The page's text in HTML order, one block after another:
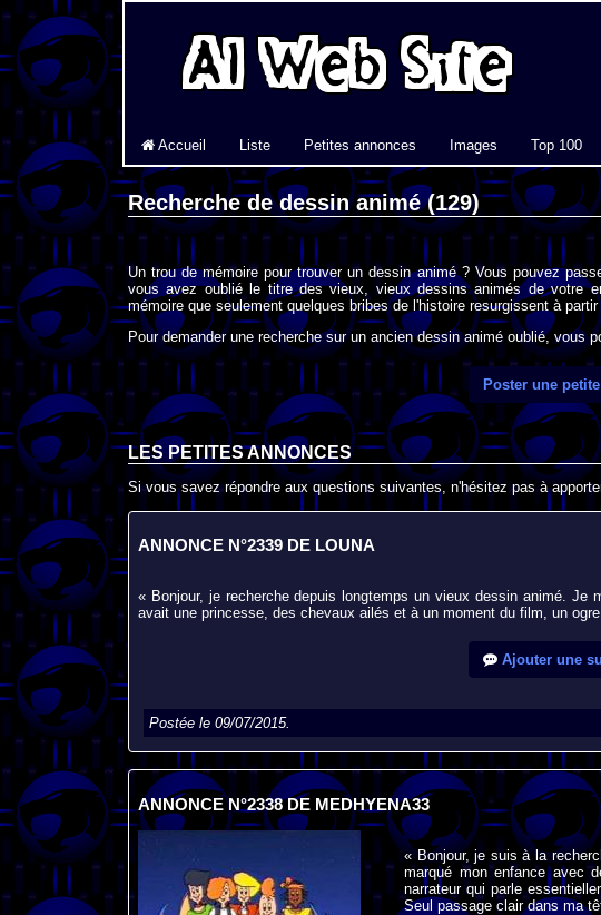
Accueil Liste Petites annonces Images Top 100
Recherche de dessin animé (129)
Un trou de mémoire pour trouver un dessin animé ? Vous pouvez
vous avez oublié le titre des vieux, vieux dessins animés de votre
mémoire que seulement quelques bribes de l'histoire resurgissent à
Pour demander une recherche sur un ancien dessin animé oublié, vous
Poster une
LES PETITES ANNONCES
Si vous savez répondre aux questions suivantes, n'hésitez pas à
ANNONCE N°2339 DE LOUNA
« Bonjour, je recherche depuis longtemps un vieux dessin animé.
avait une princesse, des chevaux ailés et à un moment du film, un
Ajouter une
Postée le 09/07/2015.
ANNONCE N°2338 DE MEDHYENA33
« Bonjour, je suis à la
marqué mon enfance avec
narrateur qui parle
Seul passage clair dans ma